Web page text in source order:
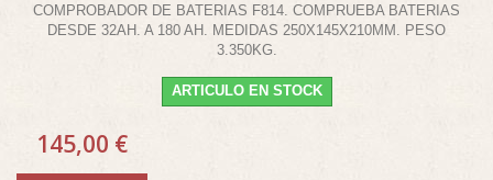
COMPROBADOR DE BATERIAS F814. COMPRUEBA BATERIAS
DESDE 32AH. A 180 AH. MEDIDAS 250X145X210MM. PESO
3.350KG.
ARTICULO EN STOCK
145,00 €